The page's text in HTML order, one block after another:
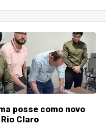
posse como novo
Claro